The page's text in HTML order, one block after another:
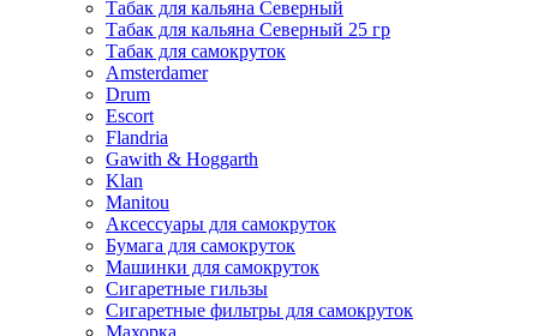
Табак для кальяна Северный
Табак для кальяна Северный 25 гр
Табак для самокруток
Amsterdamer
Drum
Escort
Flandria
Gawith & Hoggarth
Klan
Manitou
Аксессуары для самокруток
Бумага для самокруток
Машинки для самокруток
Сигаретные гильзы
Сигаретные фильтры для самокруток
Махорка